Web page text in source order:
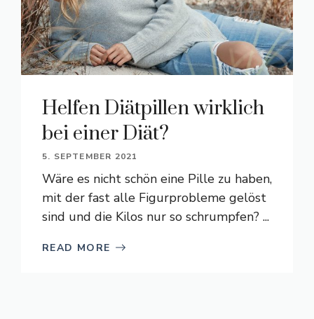
Helfen Diätpillen wirklich
bei einer Diät?
5. SEPTEMBER 2021
Wäre es nicht schön eine Pille zu haben,
mit der fast alle Figurprobleme gelöst
sind und die Kilos nur so schrumpfen? ...
READ MORE